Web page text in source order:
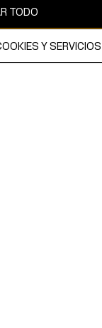
copyright y es
TODO
Y SERVICIOS